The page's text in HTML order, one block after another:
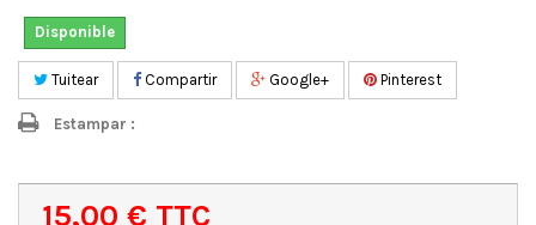
Disponible
Tuitear Compartir Google+ Pinterest
Estampar :
15,00 € TTC